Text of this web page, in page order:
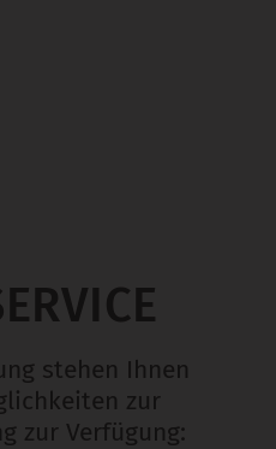
stehen Ihnen
zur
zur Verfügung: